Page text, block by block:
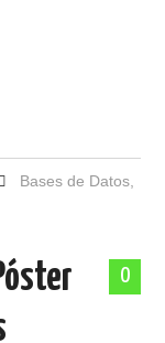
Bases de Datos,
0